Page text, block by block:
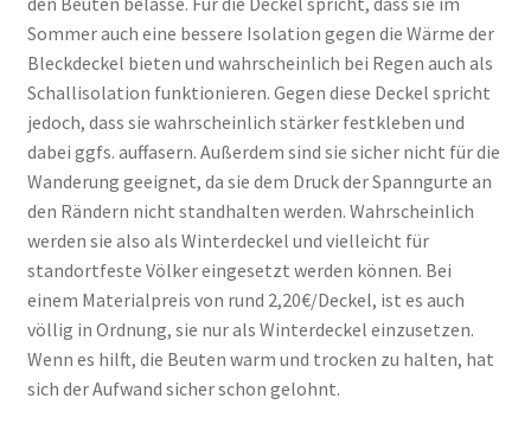
t
t
e
=
3
I
s
o
l
i
e
r
d
e
u
t
e
Sommer auch eine bessere Isolation gegen die Wärme der
Bleckdeckel bieten und wahrscheinlich bei Regen auch als
Schallisolation funktionieren. Gegen diese Deckel spricht
jedoch, dass sie wahrscheinlich stärker festkleben und
dabei ggfs. auffasern. Außerdem sind sie sicher nicht für die
Wanderung geeignet, da sie dem Druck der Spanngurte an
den Rändern nicht standhalten werden. Wahrscheinlich
werden sie also als Winterdeckel und vielleicht für
standortfeste Völker eingesetzt werden können. Bei
einem Materialpreis von rund 2,20€/Deckel, ist es auch
völlig in Ordnung, sie nur als Winterdeckel einzusetzen.
Wenn es hilft, die Beuten warm und trocken zu halten, hat
sich der Aufwand sicher schon gelohnt.